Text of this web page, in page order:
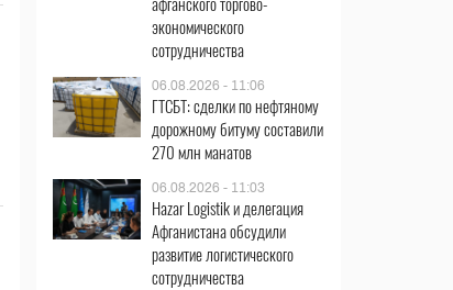
экономического
сотрудничества
06.08.2026 - 11:06
ГТСБТ: сделки по нефтяному
дорожному битуму составили
270 млн манатов
06.08.2026 - 11:03
Hazar Logistik и делегация
Афганистана обсудили
развитие логистического
сотрудничества